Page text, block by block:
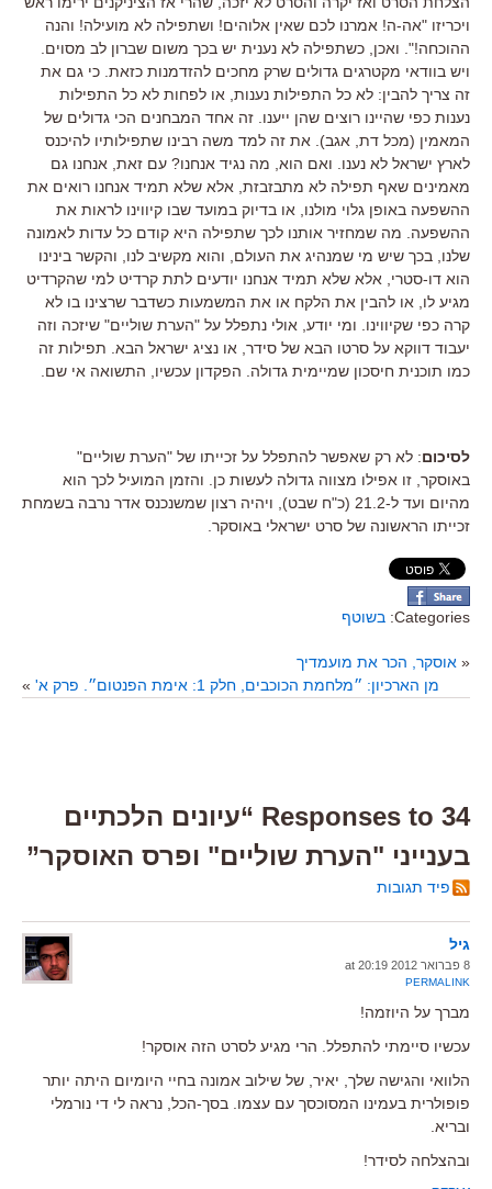
ויכריזו "אה-ה! אמרנו לכם שאין אלוהים! ושתפילה לא מועילה! והנה
ההוכחה!". ואכן, כשתפילה לא נענית יש בכך משום שברון לב מסוים.
ויש בוודאי מקטרגים גדולים שרק מחכים להזדמנות כזאת. כי גם את
זה צריך להבין: לא כל התפילות נענות, או לפחות לא כל התפילות
נענות כפי שהיינו רוצים שהן ייענו. זה אחד המבחנים הכי גדולים של
המאמין (מכל דת, אגב). את זה למד משה רבינו שתפילותיו להיכנס
לארץ ישראל לא נענו. ואם הוא, מה נגיד אנחנו? עם זאת, אנחנו גם
מאמינים שאף תפילה לא מתבזבזת, אלא שלא תמיד אנחנו רואים את
ההשפעה באופן גלוי מולנו, או בדיוק במועד שבו קיווינו לראות את
ההשפעה. מה שמחזיר אותנו לכך שתפילה היא קודם כל עדות לאמונה
שלנו, בכך שיש מי שמנהיג את העולם, והוא מקשיב לנו, והקשר בינינו
הוא דו-סטרי, אלא שלא תמיד אנחנו יודעים לתת קרדיט למי שהקרדיט
מגיע לו, או להבין את הלקח או את המשמעות כשדבר שרצינו בו לא
קרה כפי שקיווינו. ומי יודע, אולי נתפלל על "הערת שוליים" שיזכה וזה
יעבוד דווקא על סרטו הבא של סידר, או נציג ישראל הבא. תפילות זה
כמו תוכנית חיסכון שמיימית גדולה. הפקדון עכשיו, התשואה אי שם.
לסיכום: לא רק שאפשר להתפלל על זכייתו של "הערת שוליים"
באוסקר, זו אפילו מצווה גדולה לעשות כן. והזמן המועיל לכך הוא
מהיום ועד ל-21.2 (כ"ח שבט), ויהיה רצון שמשנכנס אדר נרבה בשמחת
זכייתו הראשונה של סרט ישראלי באוסקר.
Categories: בשוטף
« אוסקר, הכר את מועמדיך
מן הארכיון: ״מלחמת הכוכבים, חלק 1: אימת הפנטום״. פרק א'
»
34 Responses to “עיונים הלכתיים
בענייני "הערת שוליים" ופרס האוסקר”
פיד תגובות
גיל
8 פברואר 2012 at 20:19
PERMALINK
מברך על היוזמה!
עכשיו סיימתי להתפלל. הרי מגיע לסרט הזה אוסקר!
הלוואי והגישה שלך, יאיר, של שילוב אמונה בחיי היומיום היתה יותר
פופולרית בעמינו המסוכסך עם עצמו. בסך-הכל, נראה לי די נורמלי
ובריא.
ובהצלחה לסידר!